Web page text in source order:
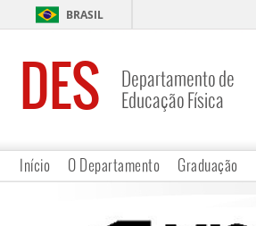
BRASIL
DES
Departamento de
Educação Física
Início O Departamento Graduação